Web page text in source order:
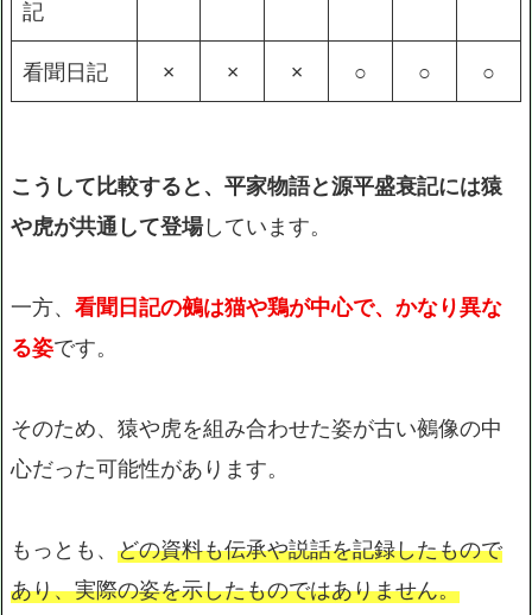
記
看聞日記 × × × ○ ○ ○
こうして比較すると、平家物語と源平盛衰記には猿
や虎が共通して登場しています。
一方、 看聞日記の鵺は猫や鶏が中心で、かなり異な
る姿です。
そのため、猿や虎を組み合わせた姿が古い鵺像の中
心だった可能性があります。
もっとも、 どの資料も伝承や説話を記録したもので
あり、実際の姿を示したものではありません。